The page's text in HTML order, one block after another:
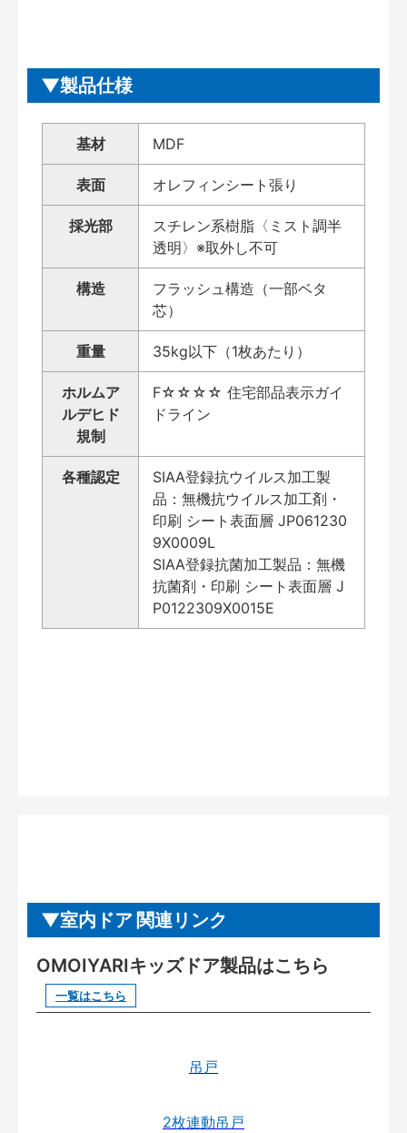
製品仕様
基材 MDF
表面 オレフィンシート張り
採光部
スチレン系樹脂〈ミスト調半
透明〉※取外し不可
構造
フラッシュ構造（一部ベタ
芯）
重量 35kg以下（1枚あたり）
ホルムア
ルデヒド
規制
F☆☆☆☆ 住宅部品表示ガイ
ドライン
各種認定
SIAA登録抗ウイルス加工製
品：無機抗ウイルス加工剤・
印刷 シート表面層 JP061230
9X0009L
SIAA登録抗菌加工製品：無機
抗菌剤・印刷 シート表面層 J
P0122309X0015E
室内ドア 関連リンク
OMOIYARIキッズドア製品はこちら
一覧はこちら
吊戸
2枚連動吊戸